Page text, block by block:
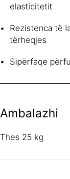
elasticitetit
Rezistenca të
tërheqjes
Sipërfaqe
Ambalazhi
Thes 25 kg